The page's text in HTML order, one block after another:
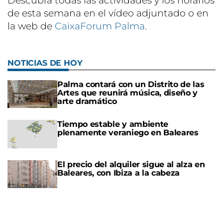
de esta semana en el vídeo adjuntado o en
la web de CaixaForum Palma.
NOTICIAS DE HOY
Palma contará con un Distrito de las
Artes que reunirá música, diseño y
arte dramático
Tiempo estable y ambiente
plenamente veraniego en Baleares
El precio del alquiler sigue al alza en
Baleares, con Ibiza a la cabeza